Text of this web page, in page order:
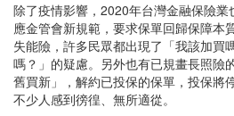
除了疫情影響，2020年台灣金融保險
應金管會新規範，要求保單回歸保障本
失能險，許多民眾都出現了「我該加買
嗎？」的疑慮。另外也有已規畫長照險
舊買新」，解約已投保的保單，投保將
不少人感到徬徨、無所適從。